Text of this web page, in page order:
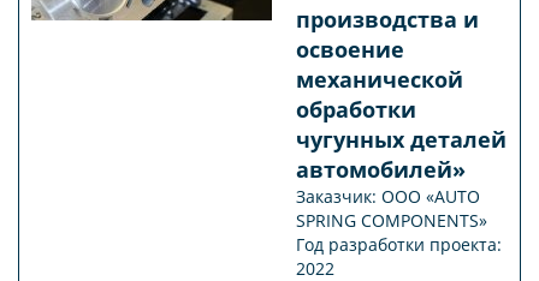
производства и
освоение
механической
обработки
чугунных деталей
автомобилей»
Заказчик: ООО «AUTO
SPRING COMPONENTS»
Год разработки проекта:
2022